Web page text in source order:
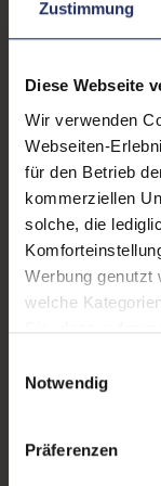
Zustimmung
Diese Webseite
Wir verwenden
Webseiten-
für den Betrieb
kommerziellen
solche, die
Werbung genutzt
welche
Sie, dass
Weitere
Notwendig
Präferenzen
Displaygröße:
LTE:
Onboard-